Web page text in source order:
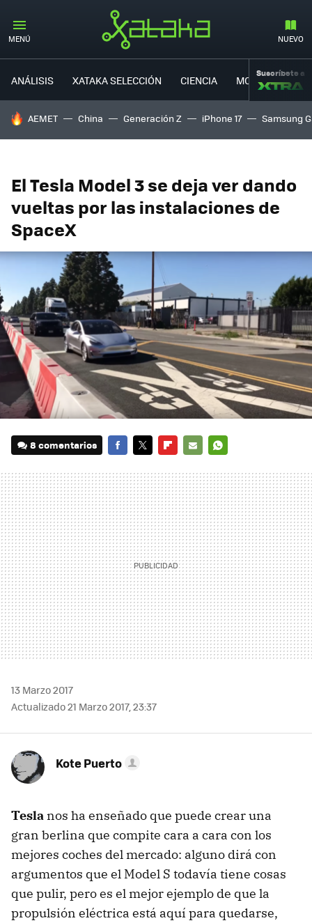
MENÚ NUEVO
ANÁLISIS XATAKA SELECCIÓN CIENCIA MOVILIDAD
Suscríbete a
HOY SE HABLA DE
AEMET China Generación Z iPhone 17 Samsung
El Tesla Model 3 se deja ver dando
vueltas por las instalaciones de
SpaceX
8 comentarios
MAIL
13 Marzo 2017
Actualizado 21 Marzo 2017, 23:37
Kote Puerto
Tesla nos ha enseñado que puede crear una
gran berlina que compite cara a cara con los
mejores coches del mercado: alguno dirá con
argumentos que el Model S todavía tiene cosas
que pulir, pero es el mejor ejemplo de que la
propulsión eléctrica está aquí para quedarse,